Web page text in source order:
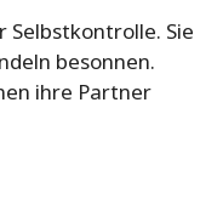
Sie
besonnen.
ihre Partner